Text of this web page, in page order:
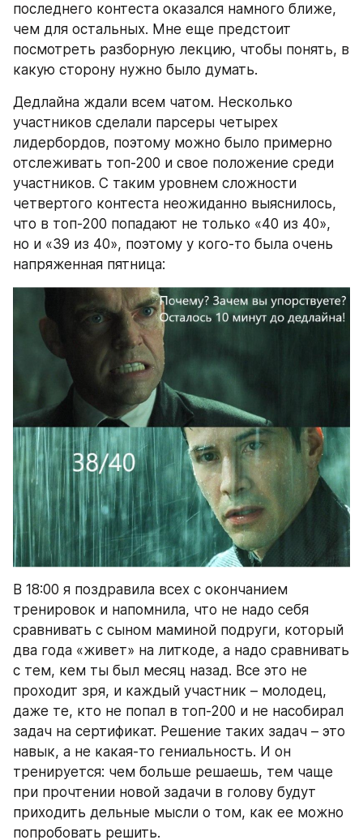
последнего контеста оказался намного ближе,
чем для остальных. Мне еще предстоит
посмотреть разборную лекцию, чтобы понять, в
какую сторону нужно было думать.
Дедлайна ждали всем чатом. Несколько
участников сделали парсеры четырех
лидербордов, поэтому можно было примерно
отслеживать топ-200 и свое положение среди
участников. С таким уровнем сложности
четвертого контеста неожиданно выяснилось,
что в топ-200 попадают не только «40 из 40»,
но и «39 из 40», поэтому у кого-то была очень
напряженная пятница:
В 18:00 я поздравила всех с окончанием
тренировок и напомнила, что не надо себя
сравнивать с сыном маминой подруги, который
два года «живет» на литкоде, а надо сравнивать
с тем, кем ты был месяц назад. Все это не
проходит зря, и каждый участник – молодец,
даже те, кто не попал в топ-200 и не насобирал
задач на сертификат. Решение таких задач – это
навык, а не какая-то гениальность. И он
тренируется: чем больше решаешь, тем чаще
при прочтении новой задачи в голову будут
приходить дельные мысли о том, как ее можно
попробовать решить.